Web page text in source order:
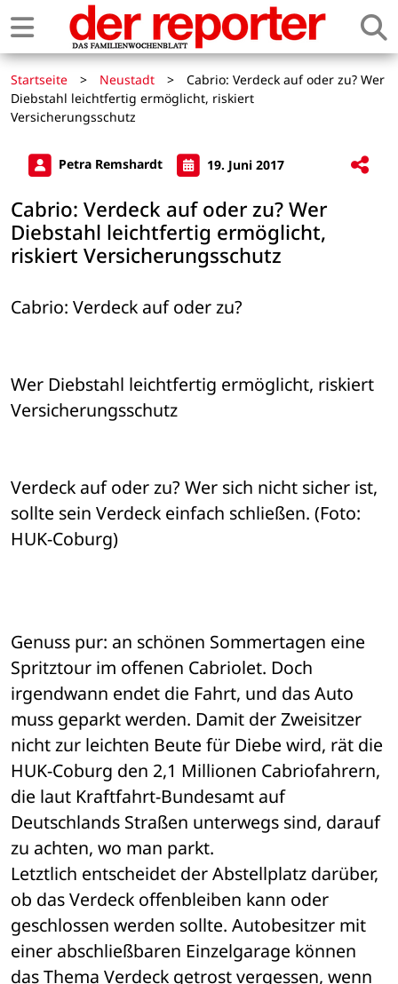
Startseite > Neustadt >
Cabrio: Verdeck auf oder zu? Wer
Diebstahl leichtfertig ermöglicht, riskiert
Versicherungsschutz
Petra Remshardt 19. Juni 2017
Cabrio: Verdeck auf oder zu? Wer
Diebstahl leichtfertig ermöglicht,
riskiert Versicherungsschutz
Cabrio: Verdeck auf oder zu?
Wer Diebstahl leichtfertig ermöglicht, riskiert
Versicherungsschutz
Verdeck auf oder zu? Wer sich nicht sicher ist,
sollte sein Verdeck einfach schließen. (Foto:
HUK-Coburg)
Genuss pur: an schönen Sommertagen eine
Spritztour im offenen Cabriolet. Doch
irgendwann endet die Fahrt, und das Auto
muss geparkt werden. Damit der Zweisitzer
nicht zur leichten Beute für Diebe wird, rät die
HUK-Coburg den 2,1 Millionen Cabriofahrern,
die laut Kraftfahrt-Bundesamt auf
Deutschlands Straßen unterwegs sind, darauf
zu achten, wo man parkt.
Letztlich entscheidet der Abstellplatz darüber,
ob das Verdeck offenbleiben kann oder
geschlossen werden sollte. Autobesitzer mit
einer abschließbaren Einzelgarage können
das Thema Verdeck getrost vergessen, wenn